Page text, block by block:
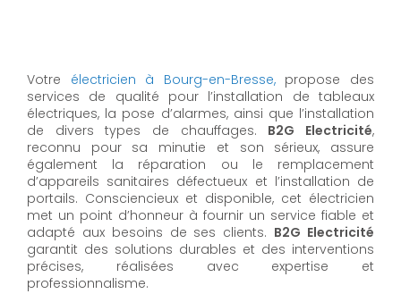
Votre électricien à Bourg-en-Bresse,propose des
services de qualité pour l’installation de tableaux
électriques, la pose d’alarmes, ainsi que l’installation
de divers types de chauffages. B2G Electricité,
reconnu pour sa minutie et son sérieux, assure
également la réparation ou le remplacement
d’appareils sanitaires défectueux et l’installation de
portails. Consciencieux et disponible, cet électricien
met un point d’honneur à fournir un service fiable et
adapté aux besoins de ses clients. B2G Electricité
garantit des solutions durables et des interventions
précises, réalisées avec expertise et
professionnalisme.